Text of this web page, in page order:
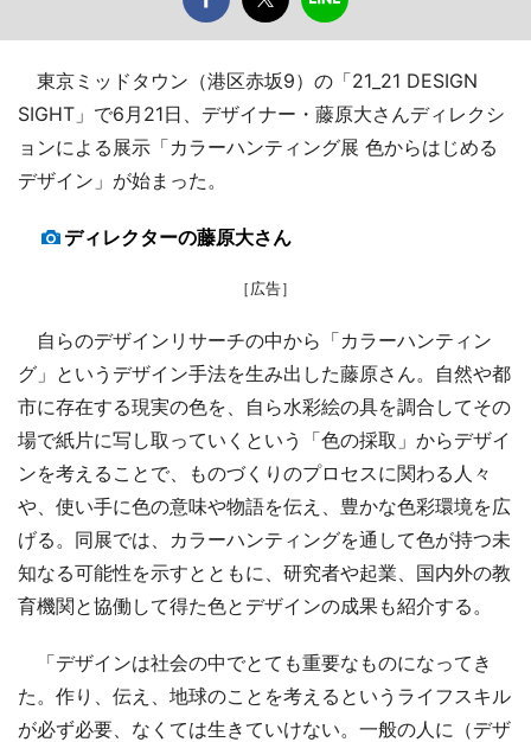
東京ミッドタウン（港区赤坂9）の「21_21 DESIGN
SIGHT」で6月21日、デザイナー・藤原大さんディレクシ
ョンによる展示「カラーハンティング展 色からはじめる
デザイン」が始まった。
ディレクターの藤原大さん
［広告］
自らのデザインリサーチの中から「カラーハンティン
グ」というデザイン手法を生み出した藤原さん。自然や都
市に存在する現実の色を、自ら水彩絵の具を調合してその
場で紙片に写し取っていくという「色の採取」からデザイ
ンを考えることで、ものづくりのプロセスに関わる人々
や、使い手に色の意味や物語を伝え、豊かな色彩環境を広
げる。同展では、カラーハンティングを通して色が持つ未
知なる可能性を示すとともに、研究者や起業、国内外の教
育機関と協働して得た色とデザインの成果も紹介する。
「デザインは社会の中でとても重要なものになってき
た。作り、伝え、地球のことを考えるというライフスキル
が必ず必要、なくては生きていけない。一般の人に（デザ